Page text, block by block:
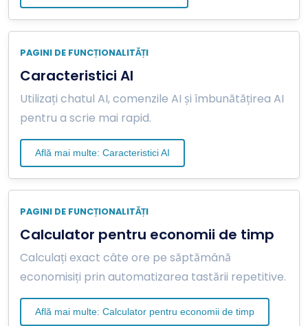
PAGINI DE FUNCȚIONALITĂȚI
Caracteristici AI
Utilizați chatul AI, comenzile AI și îmbunătățirea AI
pentru a scrie mai rapid.
Află mai multe: Caracteristici AI
PAGINI DE FUNCȚIONALITĂȚI
Calculator pentru economii de timp
Calculați exact câte ore pe săptămână
economisiți prin automatizarea tastării repetitive.
Află mai multe: Calculator pentru economii de timp